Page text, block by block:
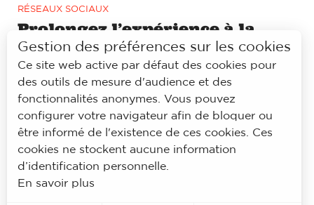
RÉSEAUX SOCIAUX
Prolongez l’expérience à la
lyonnaise sur notre page
Facebook et Instagram
© À la lyonnaise
Mentions légales
Accessibilité
Politique de confidentialité
Gestion des préférences sur les cookies
Ce site web active par défaut des cookies pour
des outils de mesure d'audience et des
fonctionnalités anonymes. Vous pouvez
configurer votre navigateur afin de bloquer ou
être informé de l'existence de ces cookies. Ces
cookies ne stockent aucune information
d’identification personnelle.
En savoir plus